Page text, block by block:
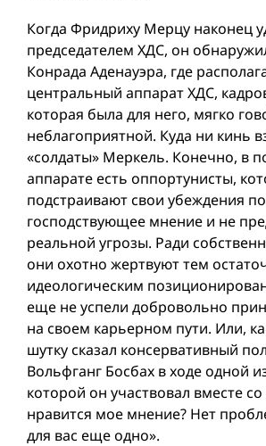
Когда Фридриху Мерцу наконец
председателем ХДС, он
Конрада Аденауэра, где
центральный аппарат ХДС,
которая была для него, мягко
неблагоприятной. Куда ни кинь
«солдаты» Меркель. Конечно, в
аппарате есть оппортунисты,
подстраивают свои убеждения
господствующее мнение и не
реальной угрозы. Ради
они охотно жертвуют тем
идеологическим
еще не успели добровольно
на своем карьерном пути. Или,
шутку сказал консервативный
Вольфганг Босбах в ходе одной
которой он участвовал вместе
нравится мое мнение? Нет
для вас еще одно».